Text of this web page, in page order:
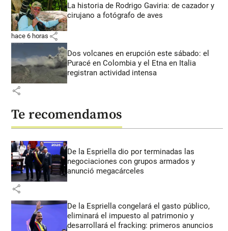
La historia de Rodrigo Gaviria: de cazador y
cirujano a fotógrafo de aves
hace 6 horas share
Dos volcanes en erupción este sábado: el
Puracé en Colombia y el Etna en Italia
registran actividad intensa
share
Te recomendamos
De la Espriella dio por terminadas las
negociaciones con grupos armados y
anunció megacárceles
share
De la Espriella congelará el gasto público,
eliminará el impuesto al patrimonio y
desarrollará el fracking: primeros anuncios